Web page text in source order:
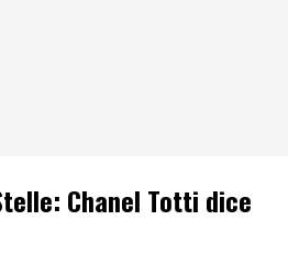
Chanel Totti dice